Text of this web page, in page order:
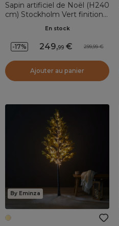
Sapin artificiel de Noël (H240
cm) Stockholm Vert finition
En stock
-17% 249,99 299,99
Ajouter au panier
By Eminza